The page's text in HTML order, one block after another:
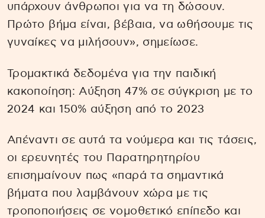
υπάρχουν άνθρωποι για να τη δώσουν.
Πρώτο βήμα είναι, βέβαια, να ωθήσουμε τις
γυναίκες να μιλήσουν», σημείωσε.
Τρομακτικά δεδομένα για την παιδική
κακοποίηση: Αύξηση 47% σε σύγκριση με το
2024 και 150% αύξηση από το 2023
Απέναντι σε αυτά τα νούμερα και τις τάσεις,
οι ερευνητές του Παρατηρητηρίου
επισημαίνουν πως «παρά τα σημαντικά
βήματα που λαμβάνουν χώρα με τις
τροποποιήσεις σε νομοθετικό επίπεδο και